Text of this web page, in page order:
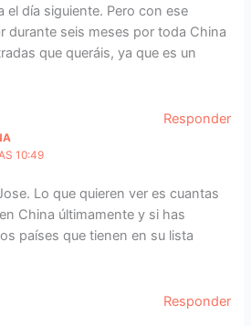
el día siguiente. Pero con ese
durante seis meses por toda China
que queráis, ya que es un
Responder
10:49
Lo que quieren ver es cuantas
China últimamente y si has
países que tienen en su lista
Responder